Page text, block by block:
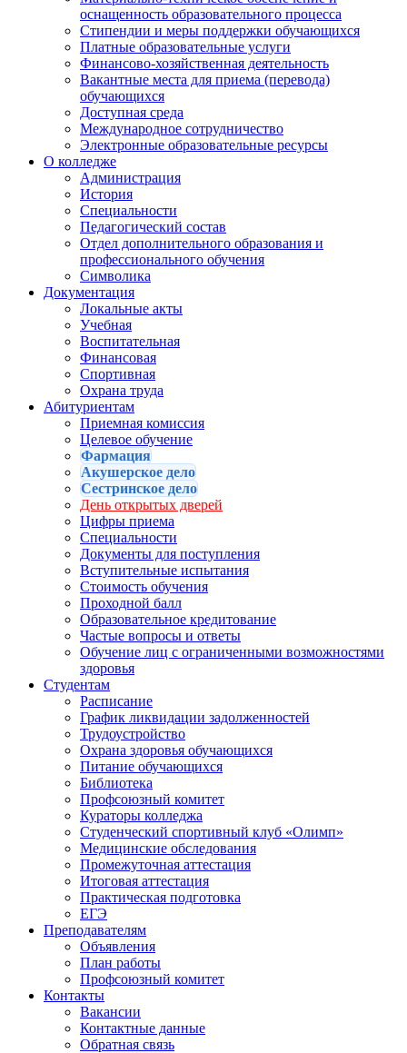
оснащенность образовательного процесса
Стипендии и меры поддержки обучающихся
Платные образовательные услуги
Финансово-хозяйственная деятельность
Вакантные места для приема (перевода)
обучающихся
Доступная среда
Международное сотрудничество
Электронные образовательные ресурсы
О колледже
Администрация
История
Специальности
Педагогический состав
Отдел дополнительного образования и
профессионального обучения
Символика
Документация
Локальные акты
Учебная
Воспитательная
Финансовая
Спортивная
Охрана труда
Абитуриентам
Приемная комиссия
Целевое обучение
Фармация
Акушерское дело
Сестринское дело
День открытых дверей
Цифры приема
Специальности
Документы для поступления
Вступительные испытания
Стоимость обучения
Проходной балл
Образовательное кредитование
Частые вопросы и ответы
Обучение лиц с ограниченными возможностями
здоровья
Студентам
Расписание
График ликвидации задолженностей
Трудоустройство
Охрана здоровья обучающихся
Питание обучающихся
Библиотека
Профсоюзный комитет
Кураторы колледжа
Студенческий спортивный клуб «Олимп»
Медицинские обследования
Промежуточная аттестация
Итоговая аттестация
Практическая подготовка
ЕГЭ
Преподавателям
Объявления
План работы
Профсоюзный комитет
Контакты
Вакансии
Контактные данные
Обратная связь